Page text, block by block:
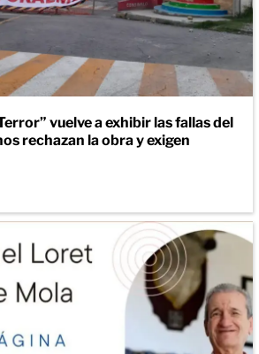
vuelve a exhibir las fallas del
rechazan la obra y exigen